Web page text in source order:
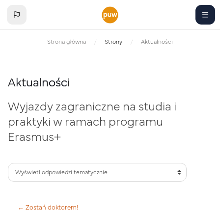
Strona główna Strony Aktualności
Aktualności
Wyjazdy zagraniczne na studia i
praktyki w ramach programu
Erasmus+
← Zostań doktorem!